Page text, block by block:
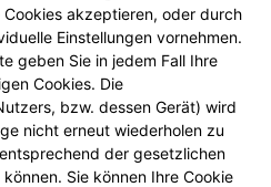
innerhalb der letzten
lesen Sie die
Sie Ihre Tierärztin, Ihren
6Biozide vorsichtig
stets Etikett und
akzeptieren, oder durch
Einstellungen vornehmen.
geben Sie in jedem Fall Ihre
Cookies. Die
bzw. dessen Gerät) wird
nicht erneut wiederholen zu
der gesetzlichen
Sie können Ihre Cookie